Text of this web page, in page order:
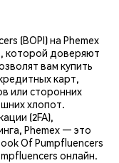
(BOPI) на Phemex
которой доверяют
вам купить
карт,
или сторонних
хлопот.
(2FA),
Phemex — это
Of Pumpfluencers
онлайн.